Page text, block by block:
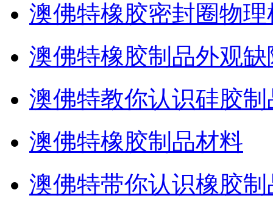
澳佛特橡胶密封圈物
澳佛特橡胶制品外观
澳佛特教你认识硅胶
澳佛特橡胶制品材料
澳佛特带你认识橡胶